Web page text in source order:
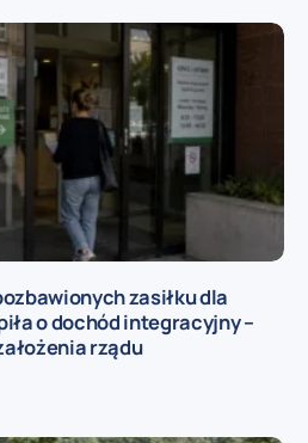
zasiłku dla
o dochód integracyjny –
rządu